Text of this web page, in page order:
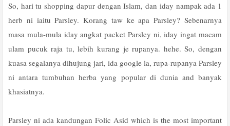
So, hari tu shopping dapur dengan Islam, dan iday nampak ada 1
herb ni iaitu Parsley. Korang taw ke apa Parsley? Sebenarnya
masa mula-mula iday angkat packet Parsley ni, iday ingat macam
ulam pucuk raja tu, lebih kurang je rupanya. hehe. So, dengan
kuasa segalanya dihujung jari, ida google la, rupa-rupanya Parsley
ni antara tumbuhan herba yang popular di dunia and banyak
khasiatnya.
Parsley ni ada kandungan Folic Asid which is the most important